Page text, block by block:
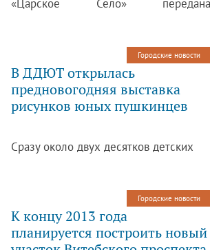
«Царское Село» передана
Шульца «Чины Крымско-татарского
эскадрона лейб-гвардии Казачьего
полка» (1850. Холст, масло. 76,0 х 95,0
см).
Городские новости
В ДДЮТ открылась
предновогодняя выставка
рисунков юных пушкинцев
Сразу около двух десятков детских
творчества Пушкинского района.
Главная тема всех работ – Новый год,
зима и все, что с ними связано.
Городские новости
К концу 2013 года
планируется построить новый